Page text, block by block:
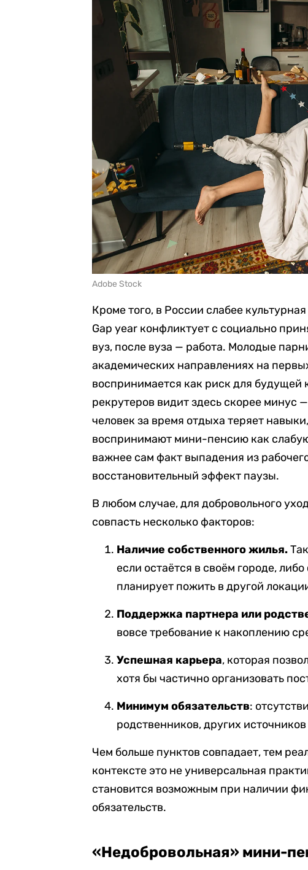
Adobe Stock
Кроме того, в России слабее
Gap year конфликтует с социально
вуз, после вуза — работа. Молодые
академических направлениях на
воспринимается как риск для будущей
рекрутеров видит здесь скорее минус
человек за время отдыха теряет
воспринимают мини-пенсию как
важнее сам факт выпадения из
восстановительный эффект паузы.
В любом случае, для добровольного
совпасть несколько факторов:
Наличие собственного жилья.
если остаётся в своём городе,
планирует пожить в другой
Поддержка партнера или
вовсе требование к накоплению
Успешная карьера, которая
хотя бы частично организовать
Минимум обязательств:
родственников, других
Чем больше пунктов совпадает, тем
контексте это не универсальная
становится возможным при наличии
обязательств.
«Недобровольная» мини-